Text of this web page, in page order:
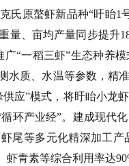
氏原螯虾新品种“盱眙1
量、亩均产量同步提升
广“一稻三虾”生态种养
水质、水温等参数，精
供应”模式，将盱眙小龙
循环产业经”。 建成现代
尾等多元化精深加工
虾青素等综合利用率达